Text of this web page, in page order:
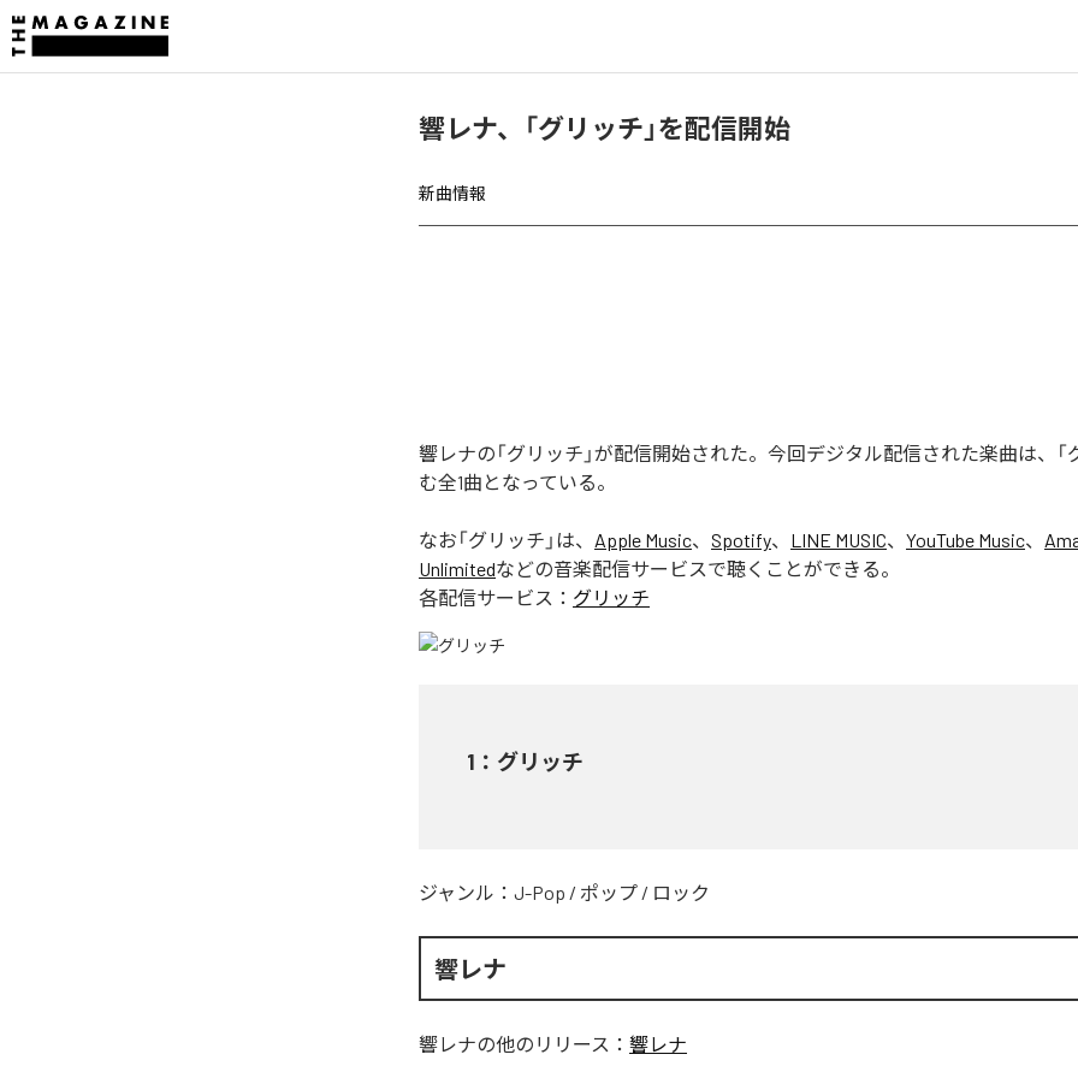
響レナ、「グリッチ」を配信開始
新曲情報
響レナの「グリッチ」が配信開始された。今回デジタル配信された楽曲は、「
む全1曲となっている。
なお「グリッチ 」は、 Apple Music、 Spotify、 LINE MUSIC、 YouTube Music、
Unlimitedなどの音楽配信サービスで聴くことができる。
各配信サービス： グリッチ
1 ： グリッチ
ジャンル： J-Pop / ポップ / ロック
響レナ
響レナの他のリリース： 響レナ